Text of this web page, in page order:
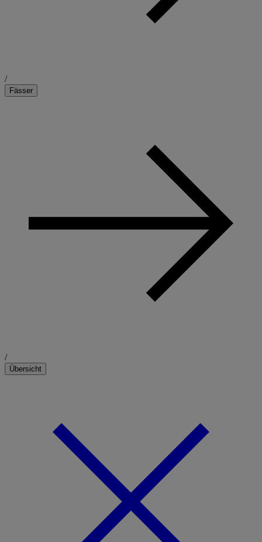
/
Fässer
/
Übersicht